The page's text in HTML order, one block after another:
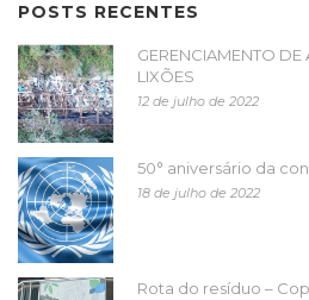
POSTS RECENTES
GERENCIAMENTO
LIXÕES
12 de julho de 2022
50° aniversário da
18 de julho de 2022
Rota do resíduo –